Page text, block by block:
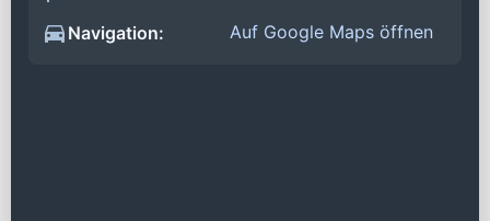
Navigation:
Auf Google Maps öffnen